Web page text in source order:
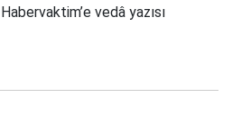
Habervaktim’e vedâ yazısı